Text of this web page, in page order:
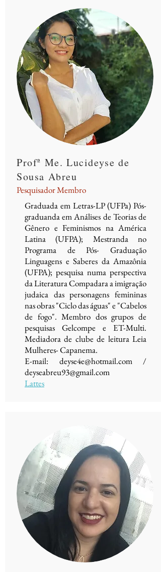
Profª Me. Lucideyse de
Sousa Abreu
Pesquisador Membro
Graduada em Letras-LP (UFPa) Pós-
graduanda em Análises de Teorias de
Gênero e Feminismos na América
Latina (UFPA); Mestranda no
Programa de Pós- Graduação
Linguagens e Saberes da Amazônia
(UFPA); pesquisa numa perspectiva
da Literatura Compadara a imigração
judaica das personagens femininas
nas obras "Ciclo das águas" e "Cabelos
de fogo". Membro dos grupos de
pesquisas Gelcompe e ET-Multi.
Mediadora de clube de leitura Leia
Mulheres- Capanema.
E-mail: deyse4e@hotmail.com/
deyseabreu93@gmail.com
Lattes